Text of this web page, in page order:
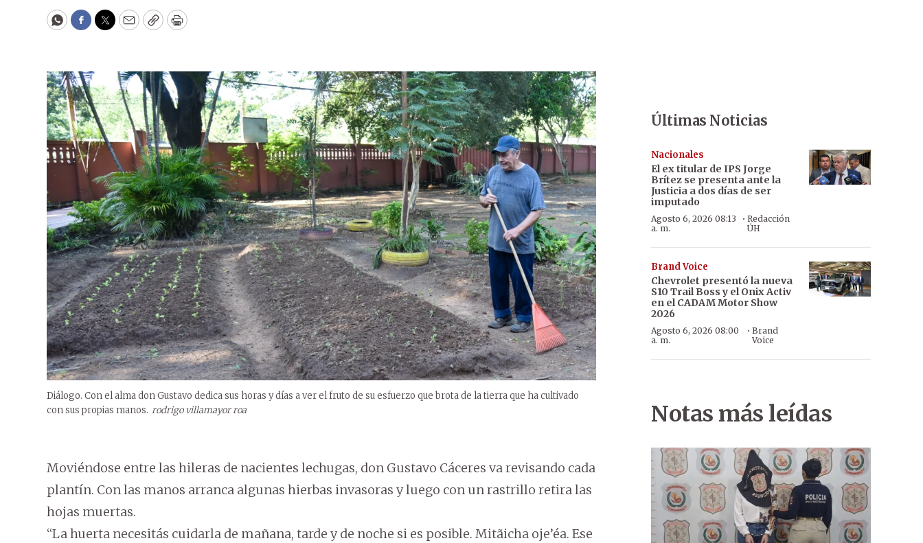
WhatsApp
Facebook
Twitter
EmailCopyPrint
Diálogo. Con el alma don Gustavo dedica sus horas y días a ver el fruto de su esfuerzo que brota de la tierra que ha cultivado
con sus propias manos. rodrigo villamayor roa
Moviéndose entre las hileras de nacientes lechugas, don Gustavo Cáceres va revisando cada
plantín. Con las manos arranca algunas hierbas invasoras y luego con un rastrillo retira las
hojas muertas.
“La huerta necesitás cuidarla de mañana, tarde y de noche si es posible. Mitãicha oje’éa. Ese
Últimas Noticias
Nacionales
El ex titular de IPS Jorge
Brítez se presenta ante la
Justicia a dos días de ser
imputado
Agosto 6, 2026 08:13
a. m.
· Redacción
ÚH
Brand Voice
Chevrolet presentó la nueva
S10 Trail Boss y el Onix Activ
en el CADAM Motor Show
2026
Agosto 6, 2026 08:00
a. m.
·Brand
Voice
Notas más leídas